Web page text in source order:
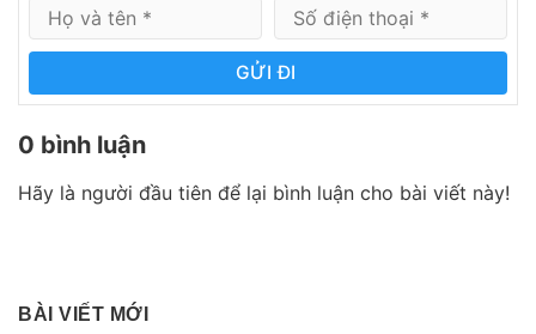
GỬI ĐI
0 bình luận
Hãy là người đầu tiên để lại bình luận cho bài viết này!
BÀI VIẾT MỚI